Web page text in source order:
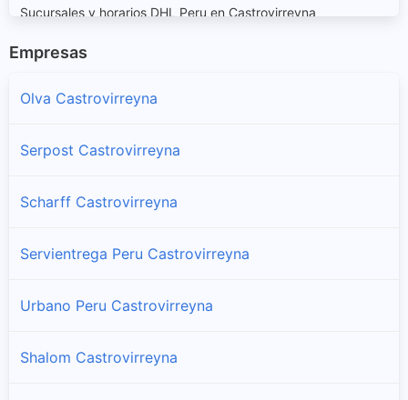
Sucursales y horarios DHL Peru en Castrovirreyna
Chupamarca
Sucursales y horarios DHL Peru en Cocas
Huachos
Sucursales y horarios DHL Peru en Huamatambo
Mollepampa
Empresas
Olva Castrovirreyna
Serpost Castrovirreyna
Scharff Castrovirreyna
Servientrega Peru Castrovirreyna
Urbano Peru Castrovirreyna
Shalom Castrovirreyna